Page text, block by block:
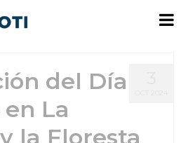
del Día
La
la Floresta